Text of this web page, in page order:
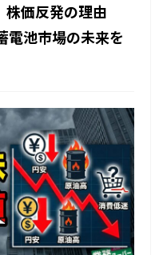
価反発の理由
電池市場の未来を